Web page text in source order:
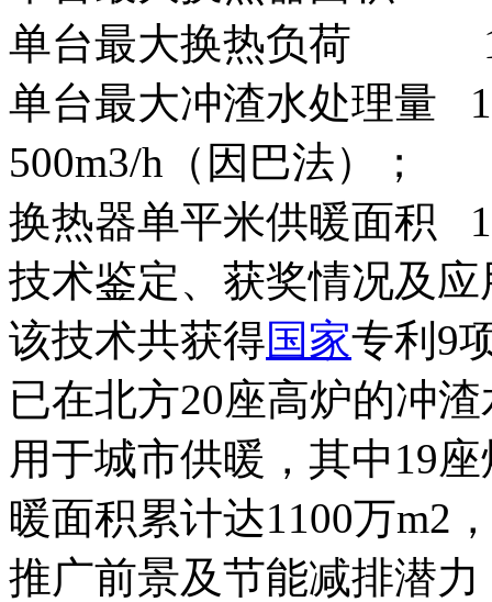
单台最大换热负荷
单台最大冲渣水处理量
500m3/h（因巴法）；
换热器单平米供暖面积
技术鉴定、获奖情况及应
该技术共获得国家专利9
已在北方20座高炉的冲
用于城市供暖，其中19
暖面积累计达1100万m2
推广前景及节能减排潜力